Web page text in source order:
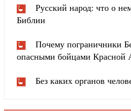
Русский народ: что о
Библии
Почему пограничники
опасными бойцами Красной
Без каких органов